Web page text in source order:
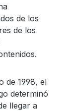
de los
de los
de 1998, el
determinó
llegar a